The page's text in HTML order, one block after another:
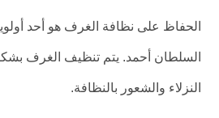
الحفاظ على نظافة الغرف هو أحد
السلطان أحمد. يتم تنظيف الغرف
النزلاء والشعور بالنظافة.